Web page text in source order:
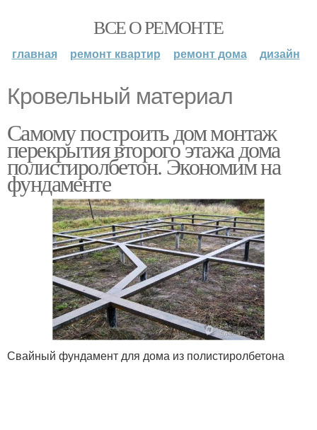
ВСЕ О РЕМОНТЕ
главная ремонт квартир ремонт дома дизайн
Кровельный материал
Самому построить дом монтаж
перекрытия второго этажа дома
полистиролбетон. Экономим на
фундаменте
Свайный фундамент для дома из полистиролбетона